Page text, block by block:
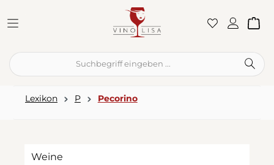
Lexikon P Pecorino
Weine